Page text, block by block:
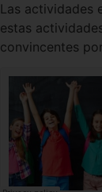
Las actividades
estas
convincentes